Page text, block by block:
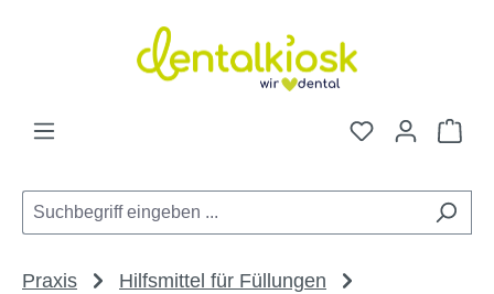
Zum Hauptinhalt springen
Du hast 0
Praxis
Hilfsmittel für Füllungen